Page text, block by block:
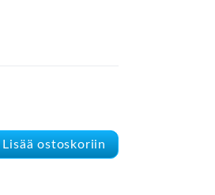
Lisää ostoskoriin